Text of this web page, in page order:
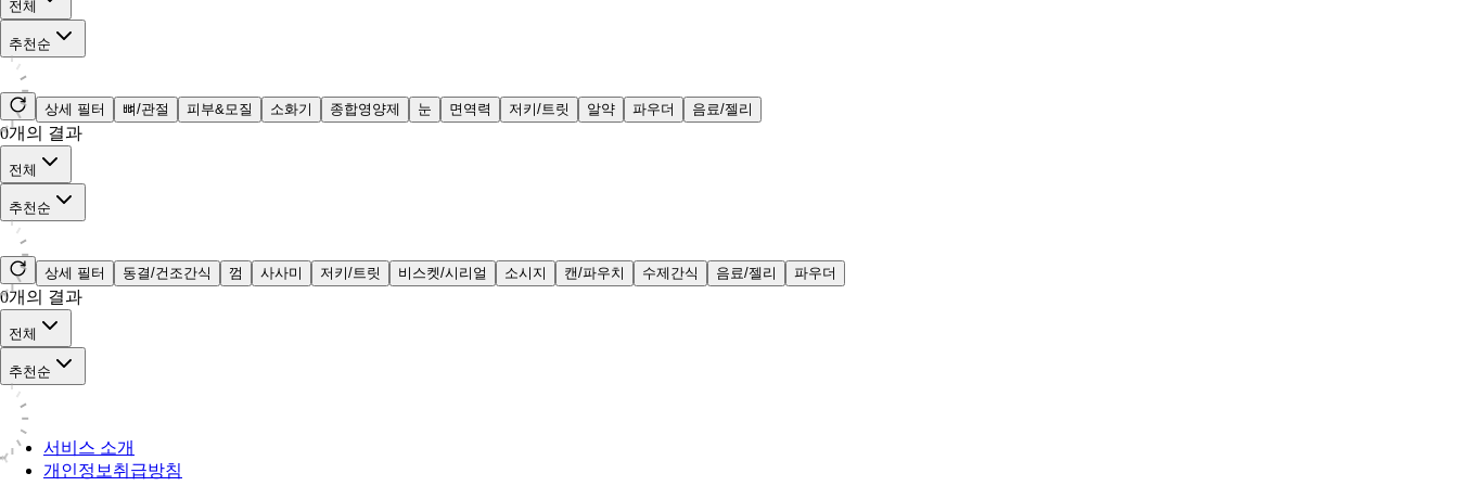
전체
추천순
상세 필터 뼈/관절 피부&모질 소화기 종합영양제 눈 면역력 저키/트릿 알약 파우더 음료/젤리
0개의 결과
전체
추천순
상세 필터 동결/건조간식 껌 사사미 저키/트릿 비스켓/시리얼 소시지 캔/파우치 수제간식 음료/젤리 파우더
0개의 결과
전체
추천순
서비스 소개
개인정보취급방침